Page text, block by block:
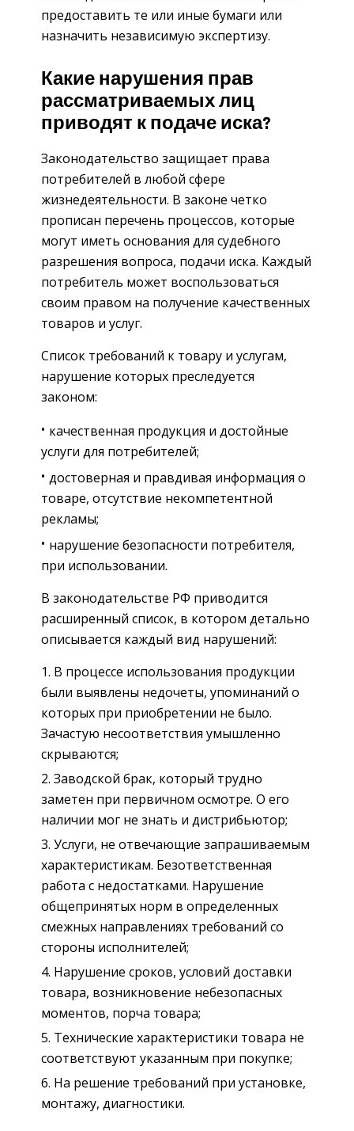
предоставить те или иные бумаги или
назначить независимую экспертизу.
Какие нарушения прав
рассматриваемых лиц
приводят к подаче иска?
Законодательство защищает права
потребителей в любой сфере
жизнедеятельности. В законе четко
прописан перечень процессов, которые
могут иметь основания для судебного
разрешения вопроса, подачи иска. Каждый
потребитель может воспользоваться
своим правом на получение качественных
товаров и услуг.
Список требований к товару и услугам,
нарушение которых преследуется
законом:
качественная продукция и достойные
услуги для потребителей;
достоверная и правдивая информация о
товаре, отсутствие некомпетентной
рекламы;
нарушение безопасности потребителя,
при использовании.
В законодательстве РФ приводится
расширенный список, в котором детально
описывается каждый вид нарушений:
В процессе использования продукции
были выявлены недочеты, упоминаний о
которых при приобретении не было.
Зачастую несоответствия умышленно
скрываются;
Заводской брак, который трудно
заметен при первичном осмотре. О его
наличии мог не знать и дистрибьютор;
Услуги, не отвечающие запрашиваемым
характеристикам. Безответственная
работа с недостатками. Нарушение
общепринятых норм в определенных
смежных направлениях требований со
стороны исполнителей;
Нарушение сроков, условий доставки
товара, возникновение небезопасных
моментов, порча товара;
Технические характеристики товара не
соответствуют указанным при покупке;
На решение требований при установке,
монтажу, диагностики.